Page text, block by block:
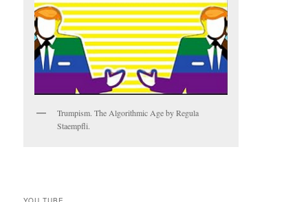
Trumpism. The Algorithmic Age by Regula
Staempfli.